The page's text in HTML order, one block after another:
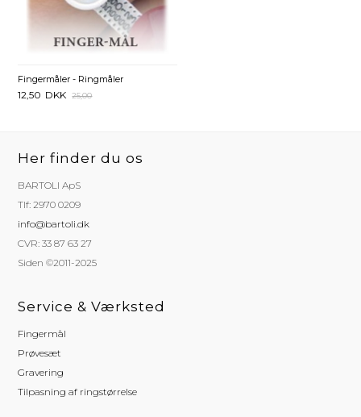
Fingermåler - Ringmåler
12,50 DKK 25,00
Her finder du os
BARTOLI ApS
Tlf: 2970 0209
info@bartoli.dk
CVR: 33 87 63 27
Siden ©2011-2025
Service & Værksted
Fingermål
Prøvesæt
Gravering
Tilpasning af ringstørrelse